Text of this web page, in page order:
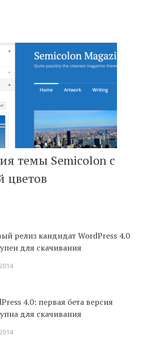
темы Semicolon с
цветов
релиз кандидат WordPress 4.0
для скачивания
4.0: первая бета версия
для скачивания